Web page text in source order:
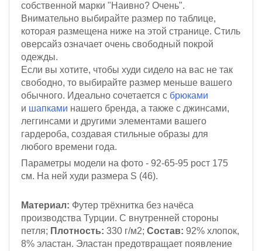
собственной марки "Наивно? Очень".
Внимательно выбирайте размер по таблице,
которая размещена ниже на этой странице. Стиль
оверсайз означает очень свободный покрой
одежды.
Если вы хотите, чтобы худи сидело на вас не так
свободно, то выбирайте размер меньше вашего
обычного. Идеально сочетается с брюками
и шапками нашего бренда, а также с джинсами,
леггинсами и другими элементами вашего
гардероба, создавая стильные образы для
любого времени года.
Параметры модели на фото - 92-65-95 рост 175
см. На ней худи размера S (46).
Материал: Футер трёхнитка без начёса
производства Турции. С внутренней стороны
петля; Плотность: 330 г/м2; Состав: 92% хлопок,
8% эластан. Эластан предотвращает появление